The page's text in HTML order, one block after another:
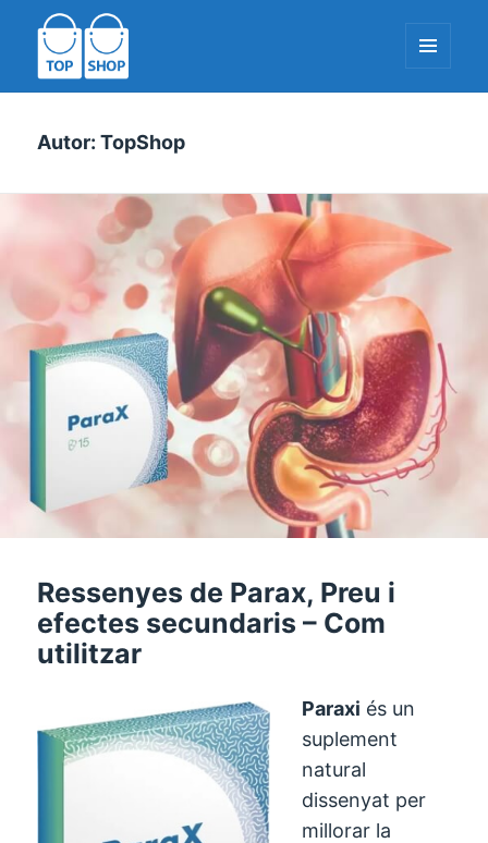
I
Autor:TopShop
Ressenyes de Parax, Preu i
efectes secundaris – Com
utilitzar
Paraxi és un
suplement
natural
dissenyat per
millorar la